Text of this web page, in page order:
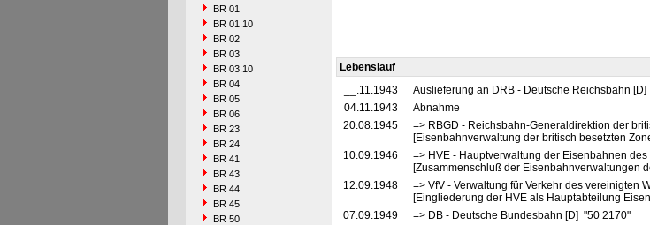
BR 01
BR 01.10
BR 02
BR 03
BR 03.10
BR 04
BR 05
BR 06
BR 23
BR 24
BR 41
BR 43
BR 44
BR 45
BR 50
Lebenslauf
__.11.1943
Auslieferung an DRB - Deutsche Reichsbahn
04.11.1943
Abnahme
20.08.1945
=> RBGD - Reichsbahn-Generaldirektion der
[Eisenbahnverwaltung der britisch besetzten
10.09.1946
=> HVE - Hauptverwaltung der Eisenbahnen
[Zusammenschluß der Eisenbahnverwaltungen
12.09.1948
=> VfV - Verwaltung für Verkehr des vereinigten
[Eingliederung der HVE als Hauptabteilung
07.09.1949
=> DB - Deutsche Bundesbahn [D] "50 2170"